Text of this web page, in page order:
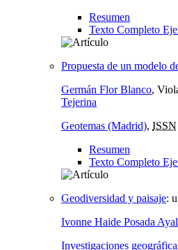
Resumen
Texto Completo
Propuesta de un modelo
Germán Flor Blanco,
Tejerina
Geotemas (Madrid), ISSN
Resumen
Texto Completo
Geodiversidad y paisaje:
Ivonne Haide Posada
Investigaciones